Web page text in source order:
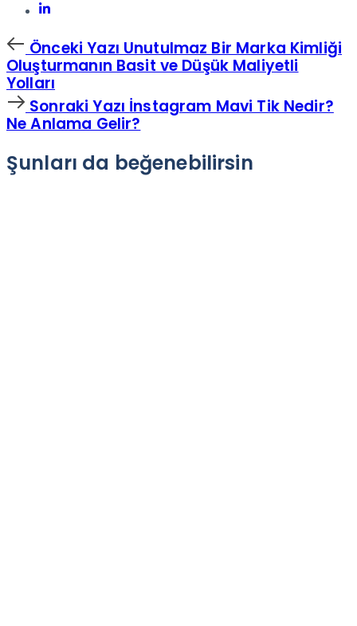
Önceki
Yazı
Önceki Yazı Unutulmaz Bir Marka Kimliği
Oluşturmanın Basit ve Düşük Maliyetli
Yolları
Sonraki
Yazı
Sonraki Yazı İnstagram Mavi Tik Nedir?
Ne Anlama Gelir?
Şunları da beğenebilirsin